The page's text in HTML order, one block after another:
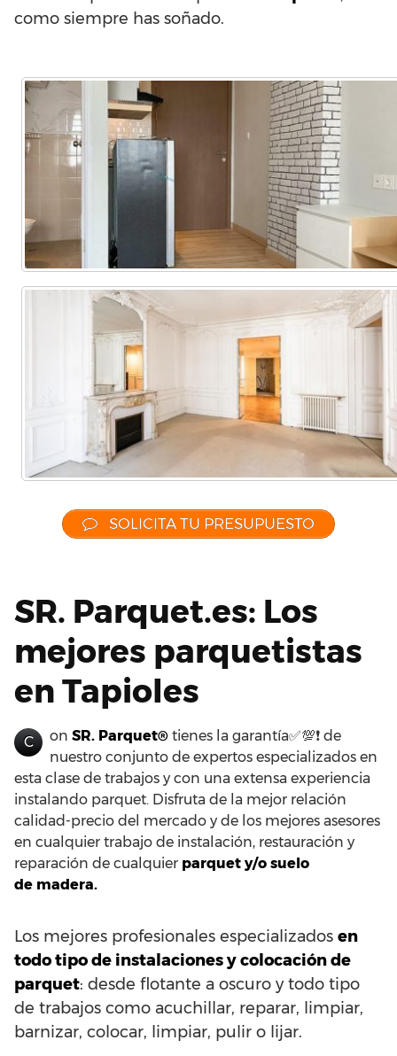
como siempre has soñado.
SOLICITA TU PRESUPUESTO
SR. Parquet.es: Los
mejores parquetistas
en Tapioles
C on SR. Parquet® tienes la garantía✅💯❗ de
nuestro conjunto de expertos especializados en
esta clase de trabajos y con una extensa experiencia
instalando parquet. Disfruta de la mejor relación
calidad-precio del mercado y de los mejores asesores
en cualquier trabajo de instalación, restauración y
reparación de cualquier parquet y/o suelo
de madera.
Los mejores profesionales especializados en
todo tipo de instalaciones y colocación de
parquet: desde flotante a oscuro y todo tipo
de trabajos como acuchillar, reparar, limpiar,
barnizar, colocar, limpiar, pulir o lijar.